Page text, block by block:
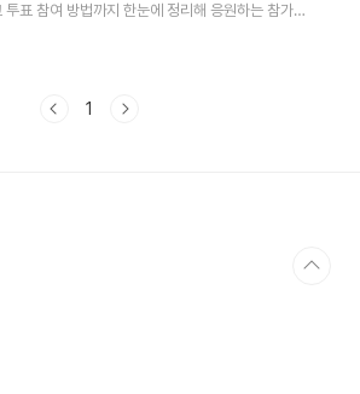
표 참여 방법까지 한눈에 정리해 응원하는 참가자
방송 일정 및 시청 방법방송 채널: TV조선방송 시
랫폼에서 다시보기가 가능합니다.OTT 플랫폼 사
1